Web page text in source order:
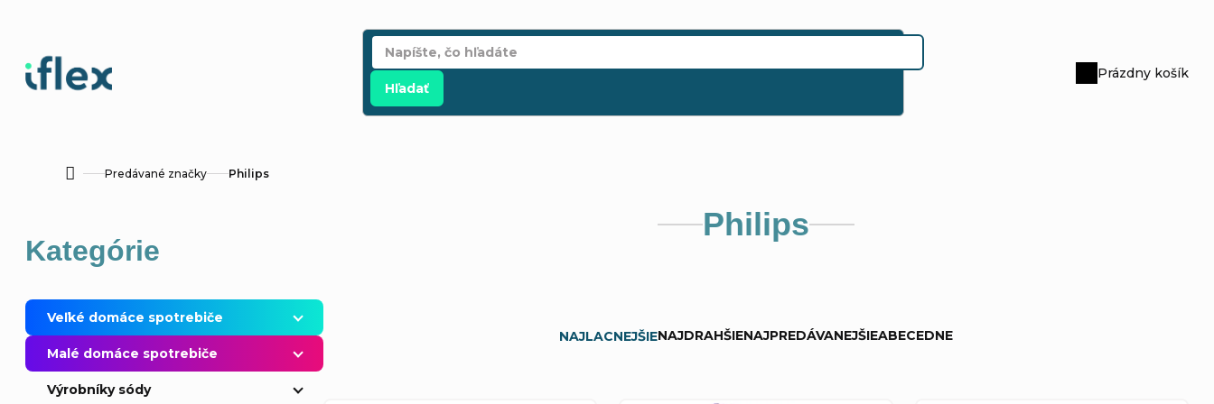
Hľadať
Nákupný
Prázdny košík
DomovPredávané značky Philips
o
č
n
Preskočiť
kategórie
Kategórie
Veľké domáce spotrebiče
Malé domáce spotrebiče
Výrobníky sódy
Philips
R
a
NAJLACNEJŠIENAJDRAHŠIENAJPREDÁVANEJŠIEABECEDNE